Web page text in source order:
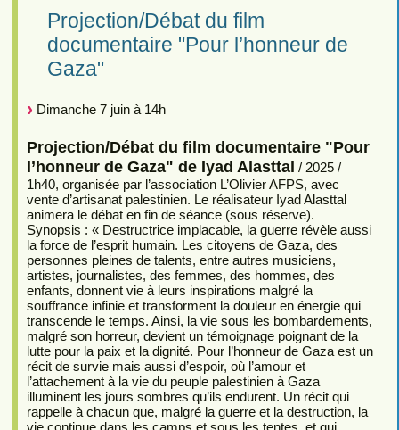
Projection/Débat du film
documentaire "Pour l’honneur de
Gaza"
Dimanche 7 juin à 14h
Projection/Débat du film documentaire "Pour
l’honneur de Gaza" de Iyad Alasttal / 2025 /
1h40, organisée par l’association L’Olivier AFPS, avec
vente d’artisanat palestinien. Le réalisateur Iyad Alasttal
animera le débat en fin de séance (sous réserve).
Synopsis : « Destructrice implacable, la guerre révèle aussi
la force de l’esprit humain. Les citoyens de Gaza, des
personnes pleines de talents, entre autres musiciens,
artistes, journalistes, des femmes, des hommes, des
enfants, donnent vie à leurs inspirations malgré la
souffrance infinie et transforment la douleur en énergie qui
transcende le temps. Ainsi, la vie sous les bombardements,
malgré son horreur, devient un témoignage poignant de la
lutte pour la paix et la dignité. Pour l’honneur de Gaza est un
récit de survie mais aussi d’espoir, où l’amour et
l’attachement à la vie du peuple palestinien à Gaza
illuminent les jours sombres qu’ils endurent. Un récit qui
rappelle à chacun que, malgré la guerre et la destruction, la
vie continue dans les camps et sous les tentes, et qui